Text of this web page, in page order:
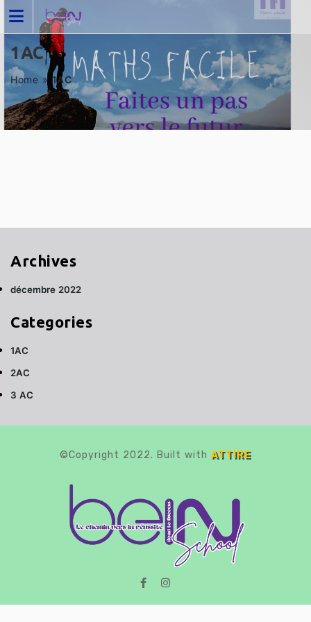
1AC
Home » 1AC
Archives
décembre 2022
Categories
1AC
2AC
3 AC
©Copyright 2022. Built with ATTIRE